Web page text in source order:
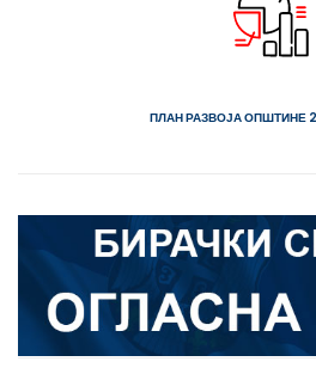
ПЛАН РАЗВОЈА ОПШТИНЕ